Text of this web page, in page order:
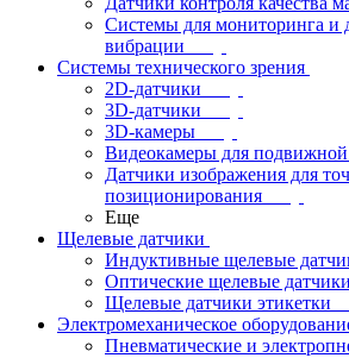
Системы для мониторинга и
вибрации
Системы технического зрения
2D-датчики
3D-датчики
3D-камеры
Видеокамеры для
Датчики изображения для
позиционирования
Еще
Щелевые датчики
Индуктивные щелевые
Оптические щелевые датчики
Щелевые датчики этикетки
Электромеханическое
Пневматические и